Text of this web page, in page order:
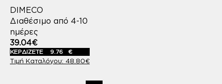
DIMECO
Διαθέσιμο από 4-10
ημέρες
48.80€
39.04€
ΚΕΡΔΙΖΕΤΕ 9.76 €